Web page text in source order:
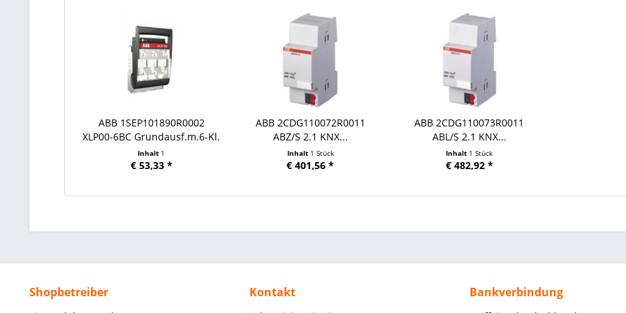
ABB 1SEP101890R0002
XLP00-6BC Grundausf.m.6-Kl.
Inhalt 1
€ 53,33 *
ABB 2CDG110072R0011
ABZ/S 2.1 KNX...
Inhalt 1 Stück
€ 401,56 *
ABB 2CDG110073R0011
ABL/S 2.1 KNX...
Inhalt 1 Stück
€ 482,92 *
Shopbetreiber Kontakt Bankverbindung